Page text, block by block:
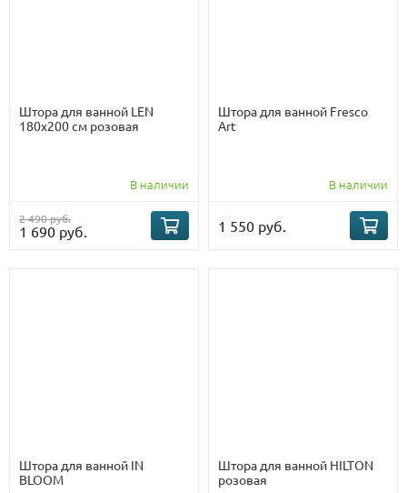
Штора для ванной LEN
180х200 см розовая
В наличии
2 490 руб.
1 690 руб.
Штора для ванной Fresco
Art
В наличии
1 550 руб.
Штора для ванной IN
BLOOM
Штора для ванной HILTON
розовая